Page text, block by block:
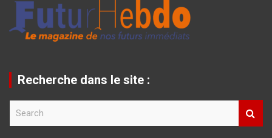
Recherche dans le site :